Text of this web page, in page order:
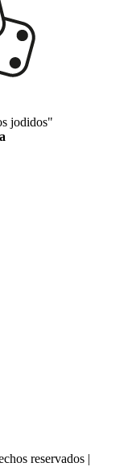
jodidos"
reservados |